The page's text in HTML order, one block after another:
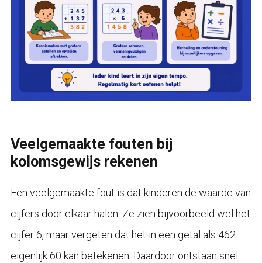
Veelgemaakte fouten bij
kolomsgewijs rekenen
Een veelgemaakte fout is dat kinderen de waarde van
cijfers door elkaar halen. Ze zien bijvoorbeeld wel het
cijfer 6, maar vergeten dat het in een getal als 462
eigenlijk 60 kan betekenen. Daardoor ontstaan snel